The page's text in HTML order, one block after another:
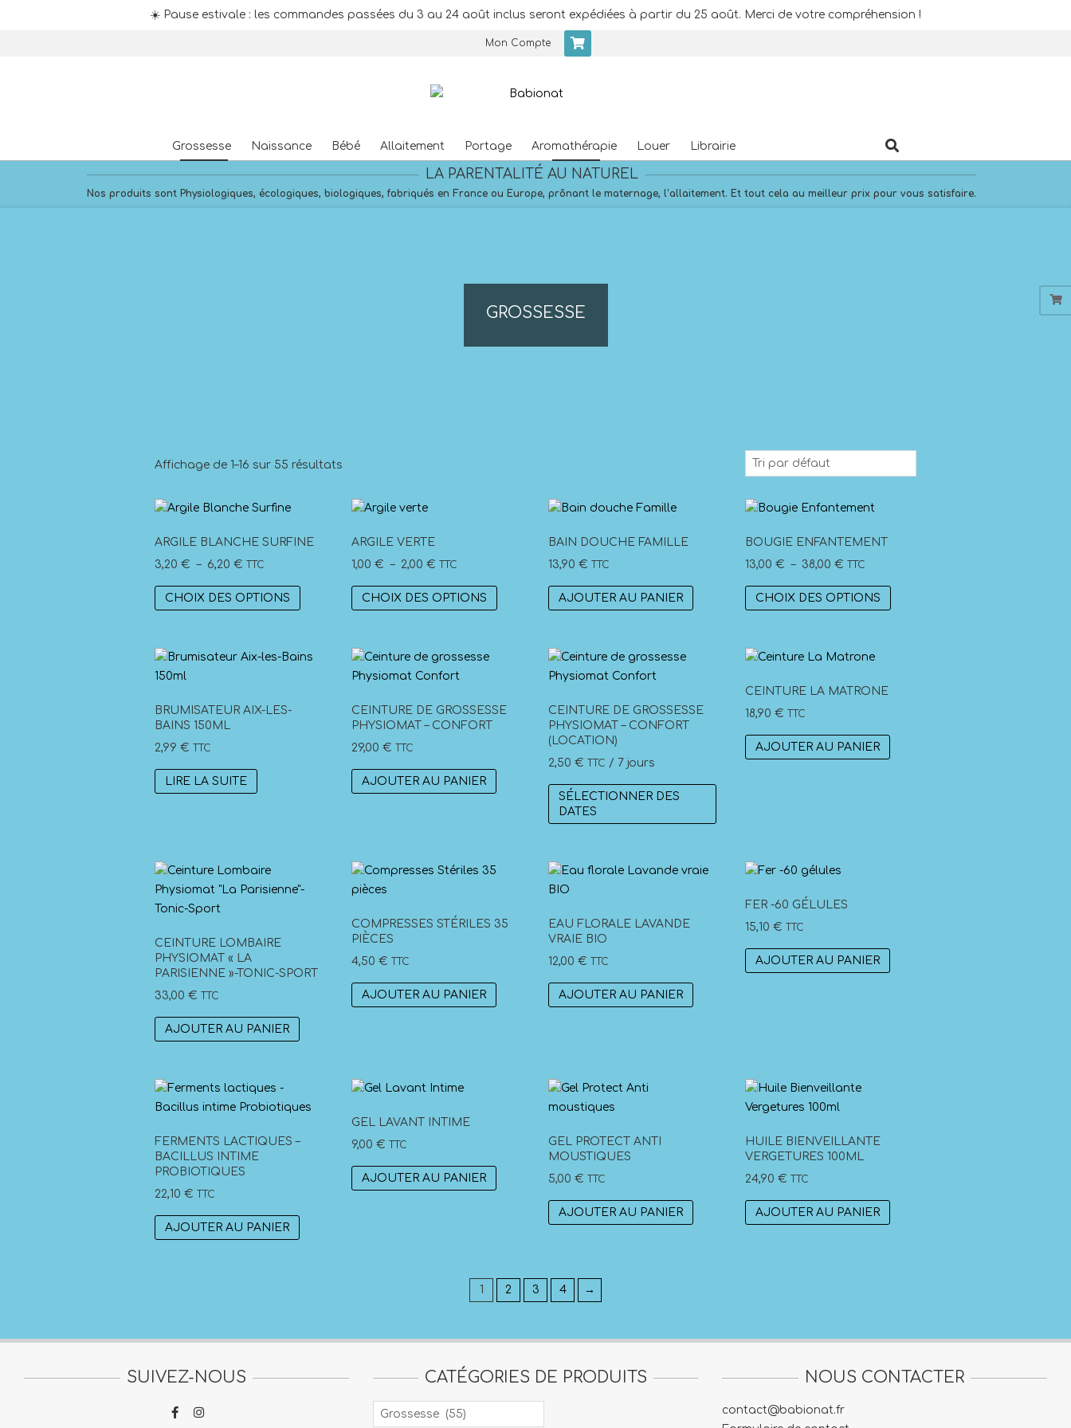
☀️ Pause estivale : les commandes passées du 3 au 24 août inclus seront expédiées à partir du 25 août. Merci de votre compréhension !
Mon Compte
Primary
Navigation
Menu
Grossesse Naissance Bébé Allaitement Portage Aromathérapie Louer Librairie
Search
LA PARENTALITÉ AU NATUREL
Nos produits sont Physiologiques, écologiques, biologiques, fabriqués en France ou Europe, prônant le maternage, l’allaitement. Et tout cela au meilleur prix pour vous satisfaire.
GROSSESSE
Affichage de 1–16 sur 55 résultats
ARGILE BLANCHE SURFINE
3,20€ – 6,20€ Plage
de
prix :
6,20 €
TTC
CHOIX DES OPTIONS
Ce
produit
plusieurs
ARGILE VERTE
1,00€ – 2,00€ Plage
de
prix :
2,00 €
TTC
CHOIX DES OPTIONS
Ce
produit
plusieurs
options
BAIN DOUCHE FAMILLE
13,90€ TTC
AJOUTER AU PANIER
BOUGIE ENFANTEMENT
13,00€ – 38,00€ Plage
de
prix :
38,00 €
TTC
CHOIX DES OPTIONS
Ce
produit
BRUMISATEUR AIX-LES-
BAINS 150ML
2,99€ TTC
LIRE LA SUITE
CEINTURE DE GROSSESSE
PHYSIOMAT – CONFORT
29,00€ TTC
AJOUTER AU PANIER
CEINTURE DE GROSSESSE
PHYSIOMAT – CONFORT
(LOCATION)
2,50€ TTC / 7 jours
SÉLECTIONNER DES
DATES
CEINTURE LA MATRONE
18,90€ TTC
AJOUTER AU PANIER
CEINTURE LOMBAIRE
PHYSIOMAT « LA
PARISIENNE »-TONIC-SPORT
33,00€ TTC
AJOUTER AU PANIER
COMPRESSES STÉRILES 35
PIÈCES
4,50€ TTC
AJOUTER AU PANIER
EAU FLORALE LAVANDE
VRAIE BIO
12,00€ TTC
AJOUTER AU PANIER
FER -60 GÉLULES
15,10€ TTC
AJOUTER AU PANIER
FERMENTS LACTIQUES –
BACILLUS INTIME
PROBIOTIQUES
22,10€ TTC
AJOUTER AU PANIER
GEL LAVANT INTIME
9,00€ TTC
AJOUTER AU PANIER
GEL PROTECT ANTI
MOUSTIQUES
5,00€ TTC
AJOUTER AU PANIER
HUILE BIENVEILLANTE
VERGETURES 100ML
24,90€ TTC
AJOUTER AU PANIER
1 2 3 4 →
SUIVEZ-NOUS CATÉGORIES DE PRODUITS NOUS CONTACTER
contact@babionat.fr